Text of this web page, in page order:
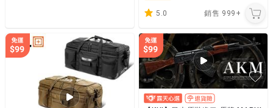
5.0 銷售 999+